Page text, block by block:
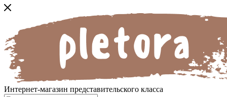
Интернет-магазин представительского класса